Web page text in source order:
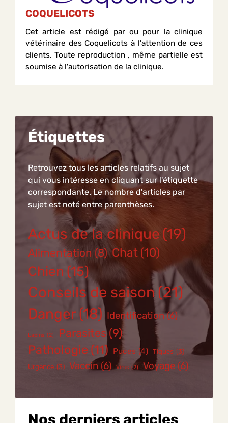
COQUELICOTS
Cet article est rédigé par ou pour la clinique
vétérinaire des Coquelicots à l'attention de ces
clients. Toute reproduction , même partielle est
soumise à l'autorisation de la clinique.
Étiquettes
Retrouvez tous les articles relatifs au sujet
qui vous intéresse en cliquant sur l'étiquette
correspondante. Le nombre d'articles par
sujet est noté entre parenthèses.
Actus de la clinique (19)
Alimentation (8) Chat (10)
Chien (15)
Conseils de saison (21)
Danger(18) Identification (6)
Lapins (2) Parasites (9)
Pathologie (11) Puces (4) Tiques (3)
Urgence (3) Vaccin (6) Virus (2) Voyage (6)
Nos derniers articles